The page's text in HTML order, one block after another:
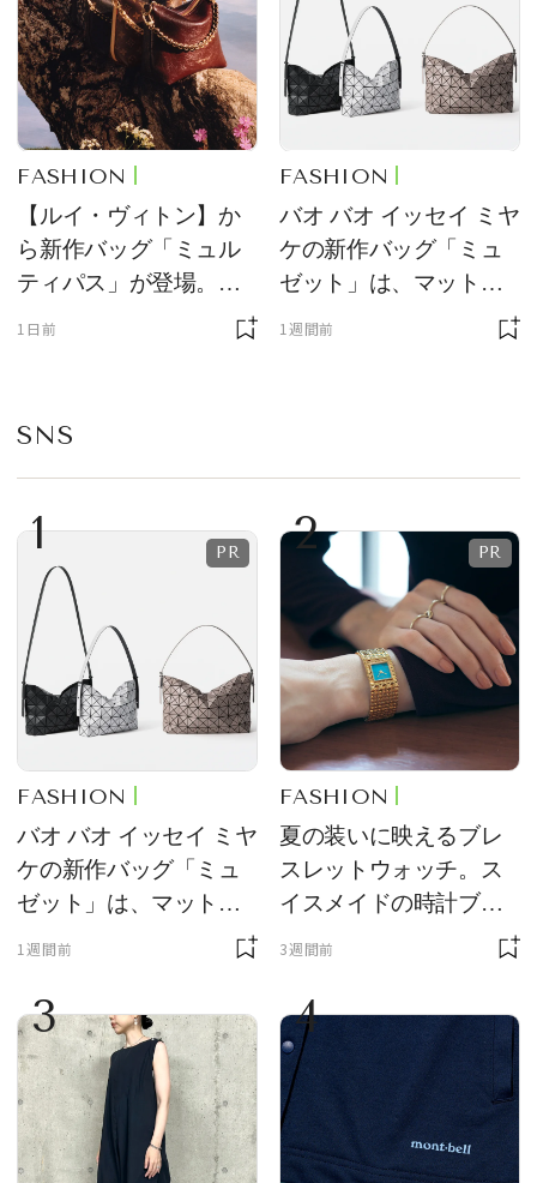
FASHION
【ルイ・ヴィトン】か
ら新作バッグ「ミュル
ティパス」が登場。ミ
ニサイズもラインナッ
1日前
FASHION
バオ バオ イッセイ ミヤ
ケの新作バッグ「ミュ
ゼット」は、マットな
1週間前
SNS
1
FASHION
バオ バオ イッセイ ミヤ
ケの新作バッグ「ミュ
ゼット」は、マットな
1週間前
2
FASHION
夏の装いに映えるブレ
スレットウォッチ。ス
イスメイドの時計ブラ
ンド【フレデリック・
をレビュー。【それい
け！ 良品ハンター】
3週間前
3 4